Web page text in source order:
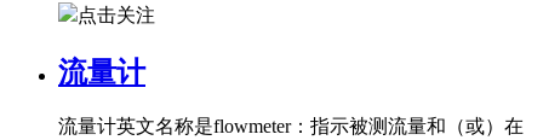
点击关注
流量计
流量计英文名称是flowmeter：指示被测流量和（或）在